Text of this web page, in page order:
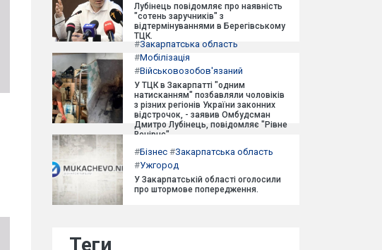
Лубінець повідомляє про наявність
"сотень заручників" з
відтермінуваннями в Берегівському
ТЦК.
#Закарпатська область
#Мобілізація
#Військовозобов'язаний
У ТЦК в Закарпатті "одним
натисканням" позбавляли чоловіків
з різних регіонів України законних
відстрочок, - заявив Омбудсман
Дмитро Лубінець, повідомляє "Рівне
Вечірнє".
#Бізнес #Закарпатська область
#Ужгород
У Закарпатській області оголосили
про штормове попередження.
Теги